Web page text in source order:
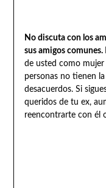
No discuta con los
sus amigos comunes.
de usted como mujer
personas no tienen
desacuerdos. Si
queridos de tu ex,
reencontrarte con él